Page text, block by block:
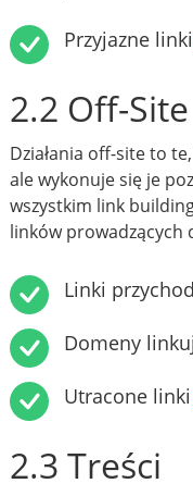
Przyjazne linki
2.2 Off-Site
Działania off-site to
ale wykonuje się je
wszystkim link
linków prowadzących
Linki
Domeny
Utracone linki
2.3 Treści